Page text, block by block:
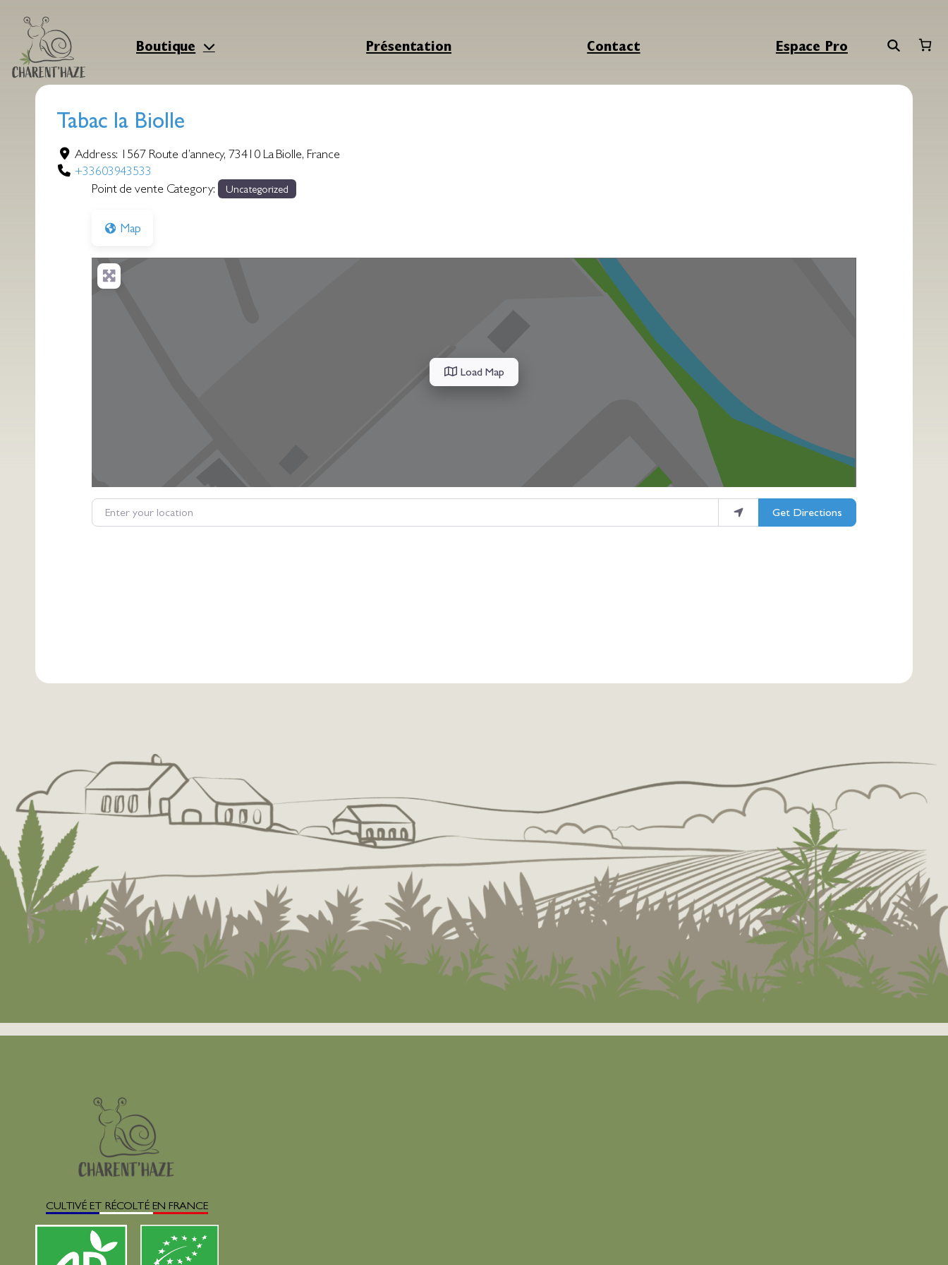
contenu
Boutique Présentation Contact Espace Pro
Tabac la Biolle
Address: 1567 Route d’annecy,73410 La Biolle, France
+33603943533
Point de vente Category:
Uncategorized
Map
Load Map
Enter your location
Get Directions
CULTIVÉ ET RÉCOLTÉ EN FRANCE